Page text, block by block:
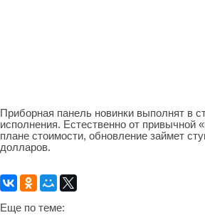
Приборная панель новинки выполнят в
исполнения. Естественно от привычной
плане стоимости, обновление займет
долларов.
Еще по теме: